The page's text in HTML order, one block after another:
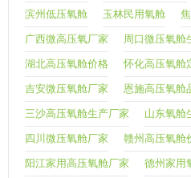
滨州低压氧舱 玉林民用氧舱
广西微高压氧厂家 周口微压氧舱
湖北高压氧舱价格 怀化高压氧舱
吉安微压氧舱厂家 恩施高压氧舱
三沙高压氧舱生产厂家 山东氧舱
四川微压氧舱厂家 赣州高压氧舱
阳江家用高压氧舱厂家 德州家用